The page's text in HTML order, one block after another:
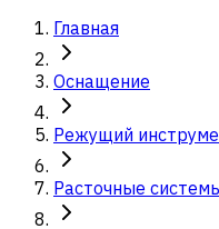
Главная
Оснащение
Режущий
Расточные